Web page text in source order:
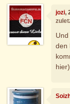
jozi,
den
hier)